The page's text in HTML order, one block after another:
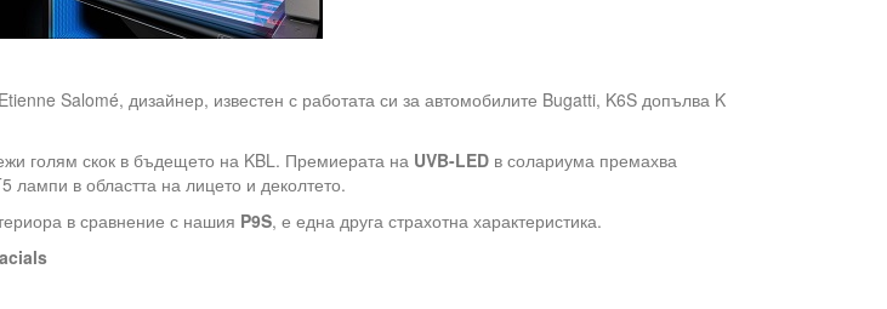
Salomé, дизайнер, известен с работата си за автомобилите Bugatti, K6S допълва K
голям скок в бъдещето на KBL. Премиерата на UVB-LED в солариума премахва
лампи в областта на лицето и деколтето.
в сравнение с нашия P9S, е една друга страхотна характеристика.